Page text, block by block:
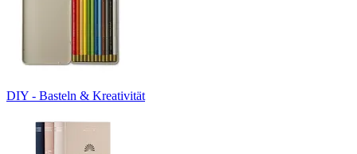
DIY - Basteln & Kreativität